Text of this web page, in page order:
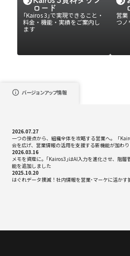
ロード
｢Kairos 3｣で実現できること・
料金・機能・実績をご案内し
ます
営業
つノ
バージョンアップ情報
2026.07.27
一つの接点から、組織全体を攻略する営業へ。「
会を広げ、営業情報の活用を支援する新機能が加わ
2026.03.16
メモを資産に。｢Kairos3｣はAI入力を進化させ、階
能を追加しました
2025.10.20
はぐれデータ撲滅！社内情報を営業･マーケに活かす